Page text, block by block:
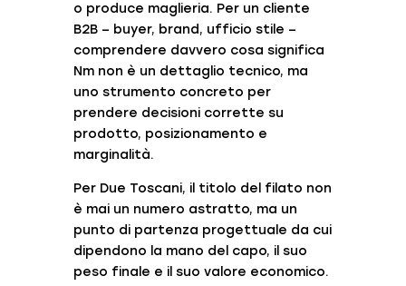
o produce maglieria. Per un cliente
B2B – buyer, brand, ufficio stile –
comprendere davvero cosa significa
Nm non è un dettaglio tecnico, ma
uno strumento concreto per
prendere decisioni corrette su
prodotto, posizionamento e
marginalità.
Per Due Toscani, il titolo del filato non
è mai un numero astratto, ma un
punto di partenza progettuale da cui
dipendono la mano del capo, il suo
peso finale e il suo valore economico.